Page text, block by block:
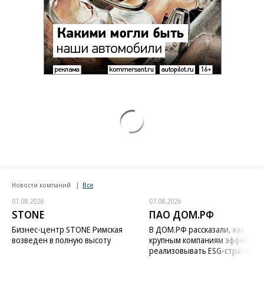
Новости компаний Все
07.08.2026
STONE
Бизнес-центр STONE Римская
возведен в полную высоту
07.08.2026
ПАО ДОМ.РФ
В ДОМ.РФ рассказали, как
крупным компаниям
реализовывать ESG-стратегию